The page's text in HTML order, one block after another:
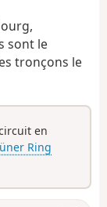
a
o
sont le
tronçons le
en
Ring